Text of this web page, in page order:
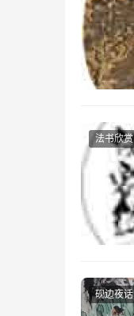
法书欣赏
砚边夜话